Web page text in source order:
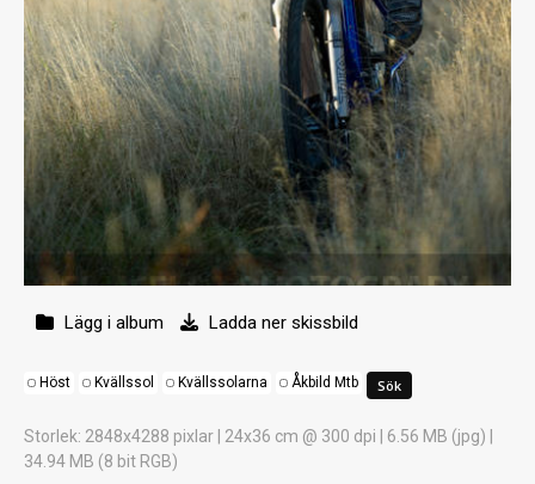
Lägg i album Ladda ner skissbild
Höst Kvällssol Kvällssolarna Åkbild Mtb
Storlek: 2848x4288 pixlar | 24x36 cm @ 300 dpi | 6.56 MB (jpg) |
34.94 MB (8 bit RGB)